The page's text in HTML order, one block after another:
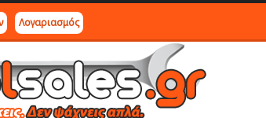
Λογαριασμός